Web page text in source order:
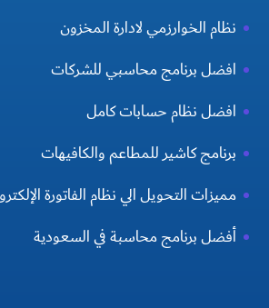
نظام الخوارزمي لادارة المخزون
افضل برنامج محاسبي للشركات
افضل نظام حسابات كامل
برنامج كاشير للمطاعم والكافيهات
مميزات التحويل الي نظام الفاتورة
أفضل برنامج محاسبة في السعودية